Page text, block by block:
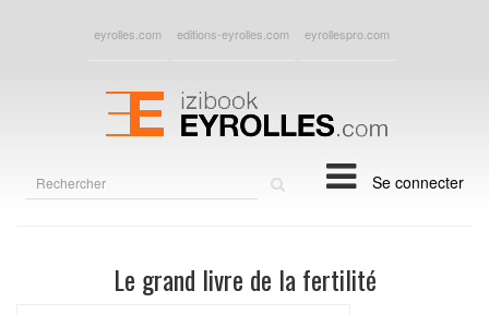
eyrolles.com editions-eyrolles.com eyrollespro.com
Se connecter
Le grand livre de la fertilité